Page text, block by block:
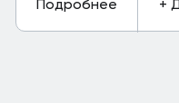
Подробнее +